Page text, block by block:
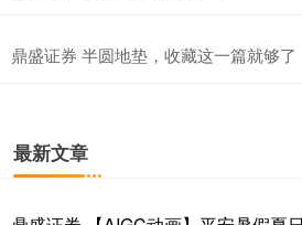
鼎盛证券 半圆地垫，收藏这一篇就够了
最新文章